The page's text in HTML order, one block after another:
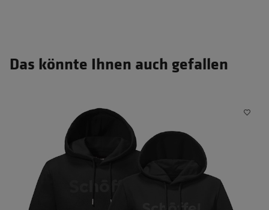
Das könnte Ihnen auch gefallen